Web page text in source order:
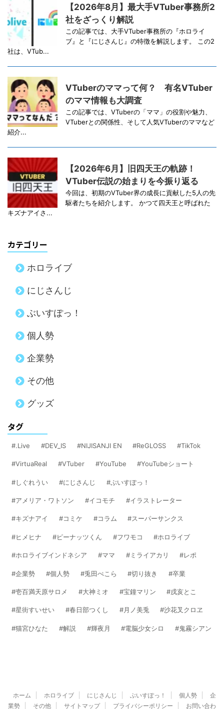
【2026年8月】最大手VTuber事務所2
社をざっくり解説
この記事では、大手VTuber事務所の『ホロライ
ブ』と『にじさんじ』の特徴を解説します。 この2
社は、VTub...
VTuberのママって何？ 有名VTuber
のママ情報も大調査
この記事では、VTuberの「ママ」の役割や魅力、
VTuberとの関係性、そして人気VTuberのママなど
紹介...
【2026年6月】旧四天王の軌跡！
VTuber伝説の始まりを今振り返る
今回は、初期のVTuber界の成長に貢献した5人の先
駆者たちを紹介します。 かつて四天王と呼ばれた
キズナアイさ...
カテゴリー
ホロライブ
にじさんじ
ぶいすぽっ！
個人勢
企業勢
その他
グッズ
タグ
.Live DEV_IS NIJISANJI EN ReGLOSS TikTok
VirtuaReal VTuber YouTube YouTubeショート
しぐれうい にじさんじ ぶいすぽっ！
アメリア・ワトソン イコモチ イラストレーター
キズナアイ コミケ コラム スーパーサンクス
ヒメヒナ ピーナッツくん フワモコ ホロライブ
ホロライブインドネシア ママ ミライアカリ レポ
企業勢 個人勢 兎田ぺこら 切り抜き 卒業
壱百満天原サロメ 大神ミオ 宝鐘マリン 戌亥とこ
星街すいせい 春日部つくし 月ノ美兎 沙花叉クロヱ
猫宮ひなた 解説 輝夜月 電脳少女シロ 鬼霧シアン
ホーム ホロライブ にじさんじ ぶいすぽっ！ 個人勢
企
業勢
その他 サイトマップ プライバシーポリシー お問い合わ